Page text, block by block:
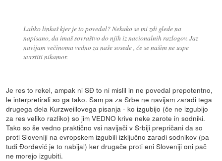
Lahko linkaš kjer je to povedal? Nekako se mi zdi glede na
napisano, da imaš sovraštvo do njih iz nacionalnih razlogov. Jaz
navijam večinoma vedno za naše sosede , če se našim ne uspe
uvrstiti nikamor.
Je res to rekel, ampak ni SĐ to ni mislil in ne povedal prepotentno,
le interpretirali so ga tako. Sam pa za Srbe ne navijam zaradi tega
drugega dela Kurzweillovega pisanja - ko izgubijo (če ne izgubijo
za res veliko razliko) so jim VEDNO krive neke zarote in sodniki.
Tako so še vedno praktično vsi navijači v Srbiji prepričani da so
proti Sloveniji na evropskem izgubili izključno zaradi sodnikov (pa
tudi Đorđević je to nabijal) ker drugače proti eni Sloveniji oni pač
ne morejo izgubiti.